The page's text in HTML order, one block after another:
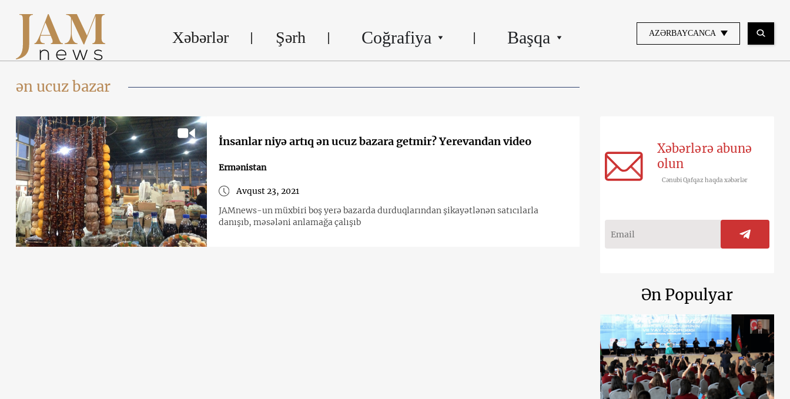
Xəbərlər Şərh Coğrafiya Başqa AZƏRBAYCANCA
ən ucuz bazar
İnsanlar niyə artıq ən ucuz bazara getmir? Yerevandan video
Ermənistan
Avqust 23, 2021
JAMnews-un müxbiri boş yerə bazarda durduqlarından şikayətlənən satıcılarla
danışıb, məsələni anlamağa çalışıb
Xəbərlərə abunə
olun
Cənubi Qafqaz haqda xəbərlər
Ən Populyar